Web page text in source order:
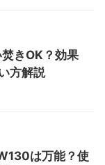
きOK？効果
方解説
は万能？使